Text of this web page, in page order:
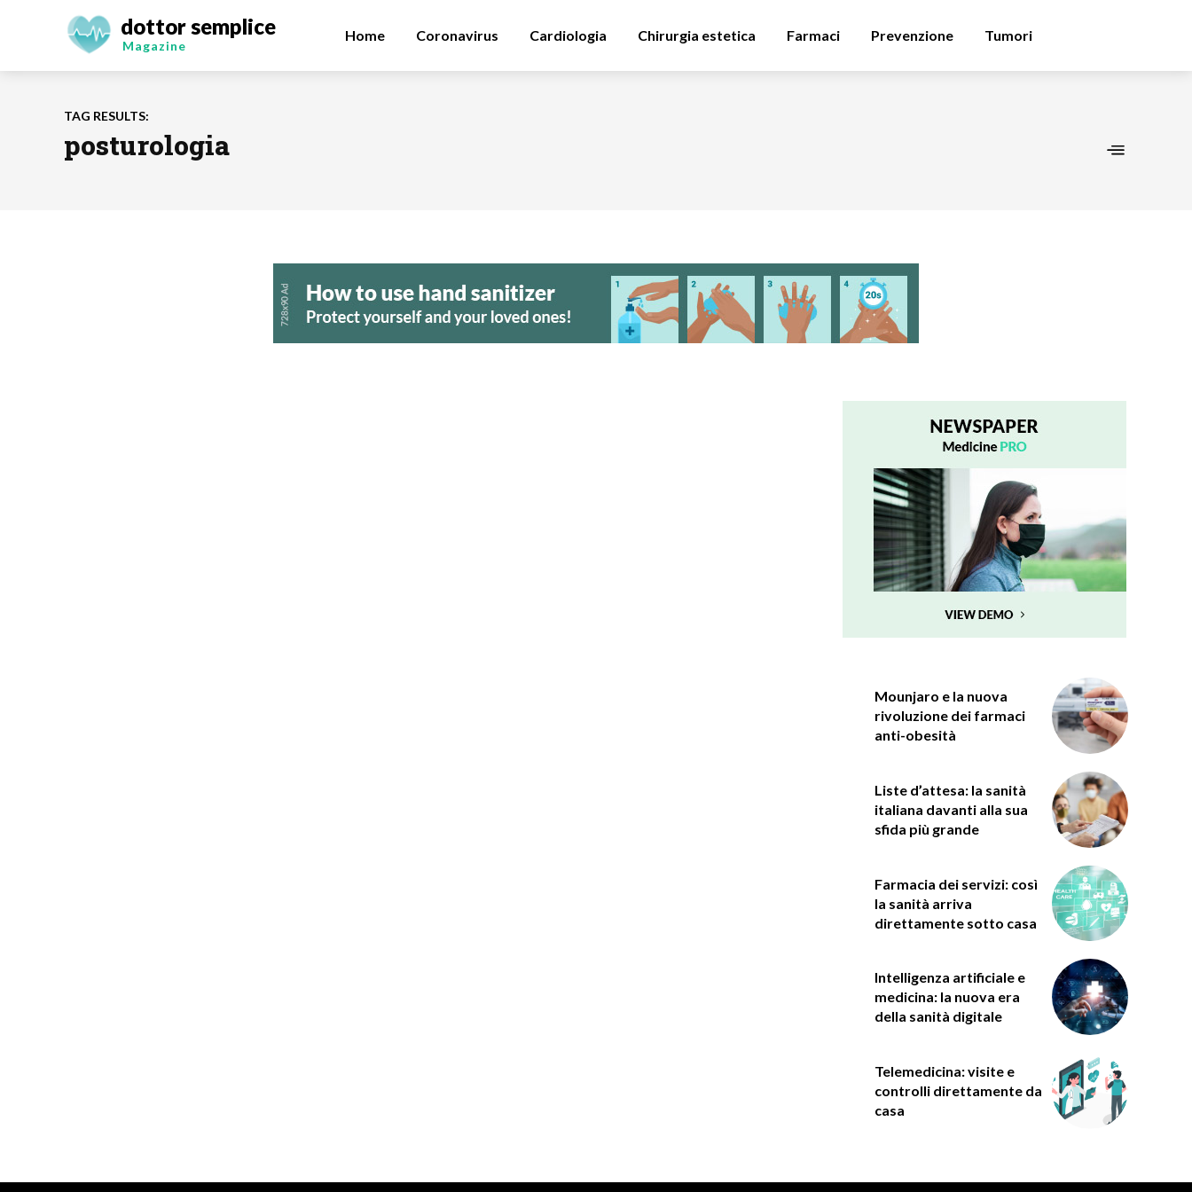
dottor semplice
Magazine
Home Coronavirus Cardiologia Chirurgia estetica Farmaci Prevenzione Tumori
TAG RESULTS:
posturologia
Mounjaro e la nuova
rivoluzione dei farmaci
anti-obesità
Liste d’attesa: la sanità
italiana davanti alla sua
sfida più grande
Farmacia dei servizi: così
la sanità arriva
direttamente sotto casa
Intelligenza artificiale e
medicina: la nuova era
della sanità digitale
Telemedicina: visite e
controlli direttamente da
casa